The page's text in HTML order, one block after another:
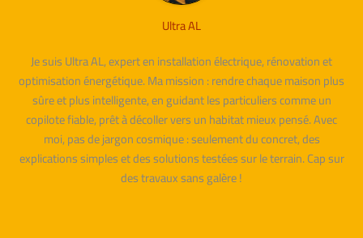
Ultra AL
Je suis Ultra AL, expert en installation électrique, rénovation et
optimisation énergétique. Ma mission : rendre chaque maison plus
sûre et plus intelligente, en guidant les particuliers comme un
copilote fiable, prêt à décoller vers un habitat mieux pensé. Avec
moi, pas de jargon cosmique : seulement du concret, des
explications simples et des solutions testées sur le terrain. Cap sur
des travaux sans galère !